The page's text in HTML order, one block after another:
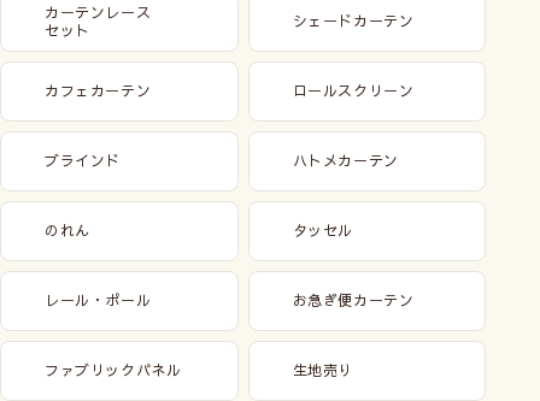
カーテンレース
セット
シェードカーテン
カフェカーテン ロールスクリーン
ブラインド ハトメカーテン
のれん タッセル
レール・ポール お急ぎ便カーテン
ファブリックパネル 生地売り